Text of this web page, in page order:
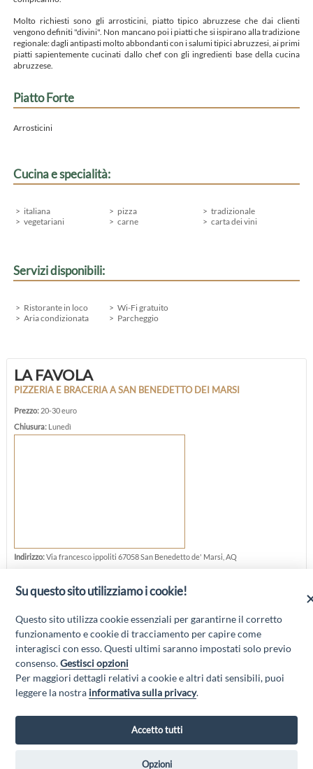
Molto richiesti sono gli arrosticini, piatto tipico abruzzese che dai clienti
vengono definiti "divini". Non mancano poi i piatti che si ispirano alla tradizione
regionale: dagli antipasti molto abbondanti con i salumi tipici abruzzesi, ai primi
piatti sapientemente cucinati dallo chef con gli ingredienti base della cucina
abruzzese.
Piatto Forte
Arrosticini
Cucina e specialità:
italiana
vegetariani
pizza
carne
tradizionale
carta dei vini
Servizi disponibili:
Ristorante in loco
Aria condizionata
Wi-Fi gratuito
Parcheggio
LA FAVOLA
PIZZERIA E BRACERIA A SAN BENEDETTO DEI MARSI
Prezzo: 20-30 euro
Chiusura: Lunedì
Indirizzo:Via francesco ippoliti 67058 San Benedetto de' Marsi, AQ
Cellulare:0863 1944131
“Attività cofinanziate dal PSR 2014/2020 Abruzzo - mis. 19 PSL La Terra dei
M@rsi - Fondo FEASR; Sottomisura 19.2; Tipologia di intervento 19.2.1
Su questo sito utilizziamo i cookie!
Questo sito utilizza cookie essenziali per garantirne il corretto
funzionamento e cookie di tracciamento per capire come
interagisci con esso. Questi ultimi saranno impostati solo previo
consenso.Gestisci opzioni
Per maggiori dettagli relativi a cookie e altri dati sensibili, puoi
leggere la nostra informativa sulla privacy.
Accetto tutti
Opzioni